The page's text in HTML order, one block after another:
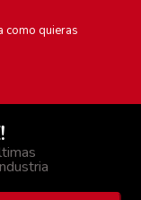
como quieras